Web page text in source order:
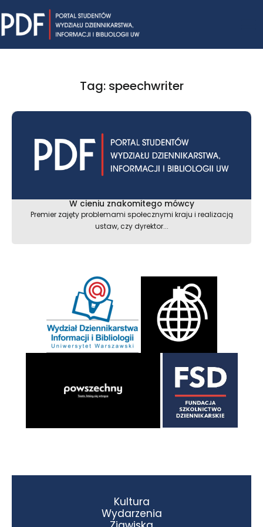
to
content
Tag: speechwriter
W cieniu znakomitego mówcy
Premier zajęty problemami społecznymi kraju i realizacją
ustaw, czy dyrektor...
Kultura
Wydarzenia